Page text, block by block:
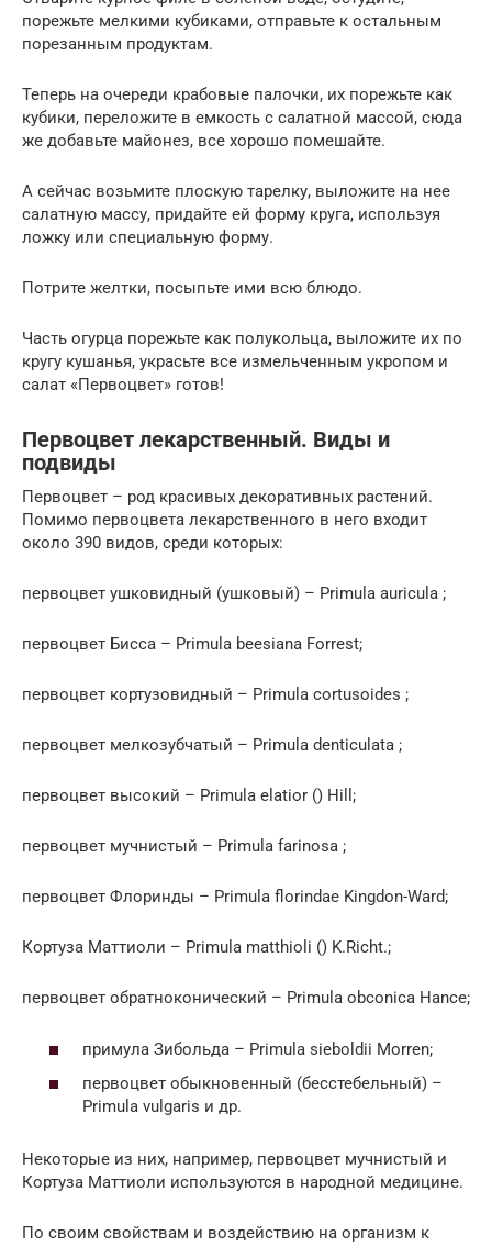
порежьте мелкими кубиками, отправьте к остальным
порезанным продуктам.
Теперь на очереди крабовые палочки, их порежьте как
кубики, переложите в емкость с салатной массой, сюда
же добавьте майонез, все хорошо помешайте.
А сейчас возьмите плоскую тарелку, выложите на нее
салатную массу, придайте ей форму круга, используя
ложку или специальную форму.
Потрите желтки, посыпьте ими всю блюдо.
Часть огурца порежьте как полукольца, выложите их по
кругу кушанья, украсьте все измельченным укропом и
салат «Первоцвет» готов!
Первоцвет лекарственный. Виды и
подвиды
Первоцвет – род красивых декоративных растений.
Помимо первоцвета лекарственного в него входит
около 390 видов, среди которых:
первоцвет ушковидный (ушковый) – Primula auricula ;
первоцвет Бисса – Primula beesiana Forrest;
первоцвет кортузовидный – Primula cortusoides ;
первоцвет мелкозубчатый – Primula denticulata ;
первоцвет высокий – Primula elatior () Hill;
первоцвет мучнистый – Primula farinosa ;
первоцвет Флоринды – Primula florindae Kingdon-Ward;
Кортуза Маттиоли – Primula matthioli () K.Richt.;
первоцвет обратноконический – Primula obconica Hance;
примула Зибольда – Primula sieboldii Morren;
первоцвет обыкновенный (бесстебельный) –
Primula vulgaris и др.
Некоторые из них, например, первоцвет мучнистый и
Кортуза Маттиоли используются в народной медицине.
По своим свойствам и воздействию на организм к